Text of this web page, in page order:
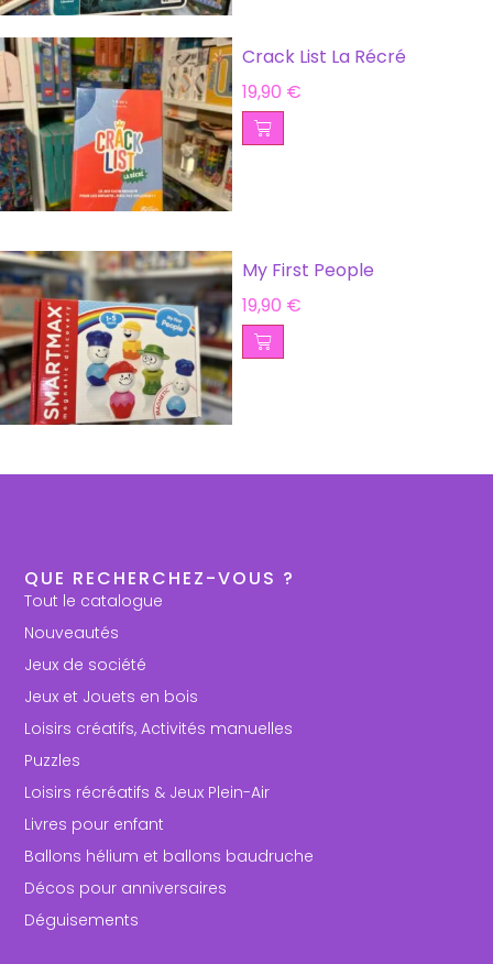
Crack List La Récré
19,90 €
My First People
19,90 €
QUE RECHERCHEZ-VOUS ?
Tout le catalogue
Nouveautés
Jeux de société
Jeux et Jouets en bois
Loisirs créatifs, Activités manuelles
Puzzles
Loisirs récréatifs & Jeux Plein-Air
Livres pour enfant
Ballons hélium et ballons baudruche
Décos pour anniversaires
Déguisements